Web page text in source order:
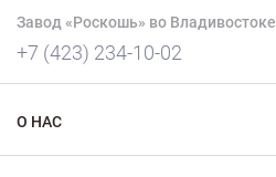
Завод «Роскошь» во Владивостоке
+7 (423) 234-10-02
О НАС